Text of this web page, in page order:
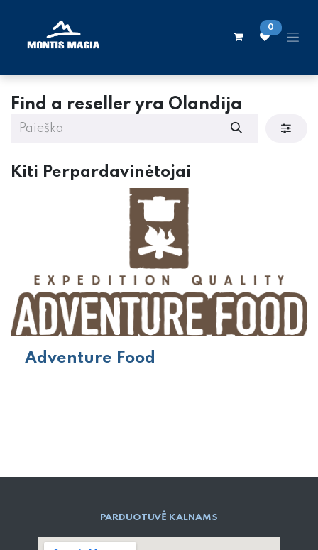
0
Find a reseller yra Olandija
Kiti Perpardavinėtojai
Adventure Food
PARD​UOTUVĖ​ KALNAMS